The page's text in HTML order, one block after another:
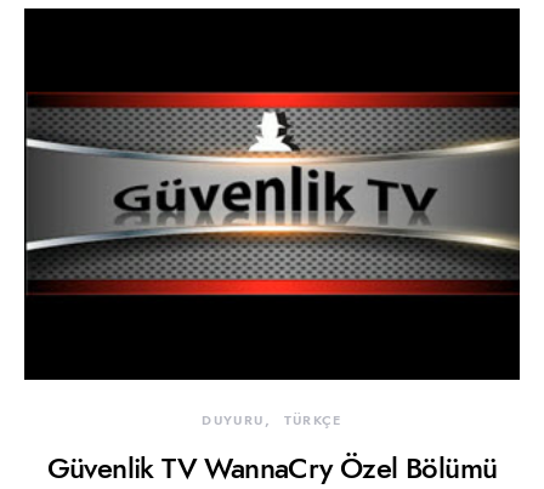
DUYURU TÜRKÇE
Güvenlik TV WannaCry Özel Bölümü